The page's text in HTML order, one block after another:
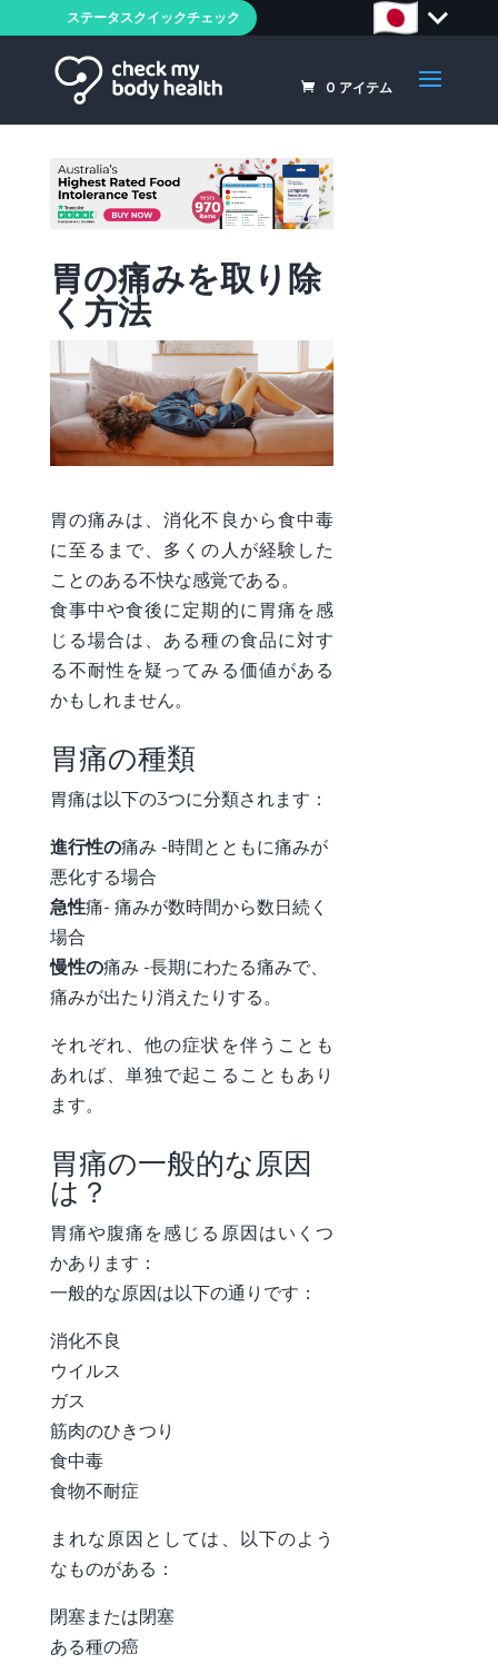
ステータスクイックチェック
0 アイテム
胃の痛みを取り除
く方法
胃の痛みは、消化不良から食中毒
に至るまで、多くの人が経験した
ことのある不快な感覚である。
食事中や食後に定期的に胃痛を感
じる場合は、ある種の食品に対す
る不耐性を疑ってみる価値がある
かもしれません。
胃痛の種類
胃痛は以下の3つに分類されます：
進行性の痛み -時間とともに痛みが
悪化する場合
急性痛- 痛みが数時間から数日続く
場合
慢性の痛み -長期にわたる痛みで、
痛みが出たり消えたり する。
それぞれ、他の症状を伴うことも
あれば、単独で起こることもあり
ます。
胃痛の一般的な原因
は？
胃痛や腹痛を感じる原因はいくつ
かあります：
一般的な原因は以下の通りです：
消化不良
ウイルス
ガス
筋肉のひきつり
食中毒
食物不耐症
まれな原因としては、以下のよう
なものがある：
閉塞または閉塞
ある種の癌